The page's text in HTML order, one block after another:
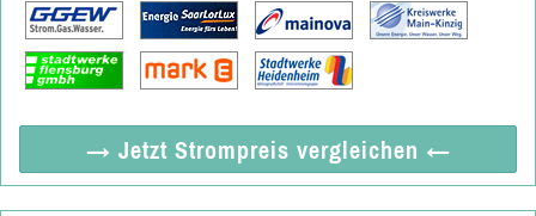
→ Jetzt Strompreis vergleichen ←